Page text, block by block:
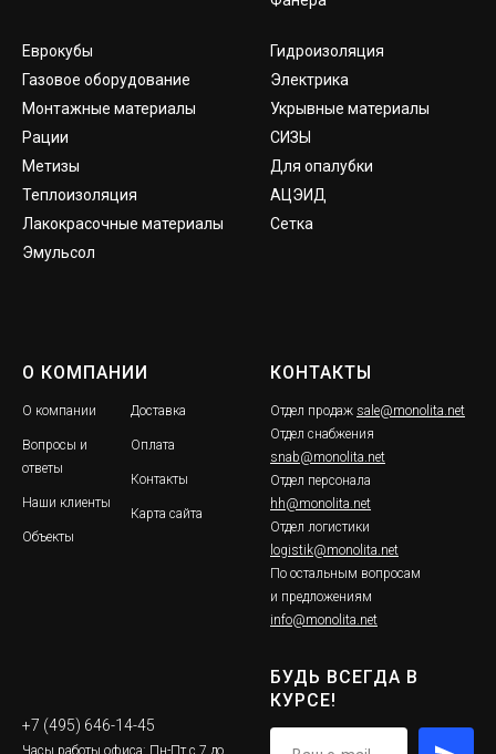
Еврокубы
Газовое оборудование
Монтажные материалы
Рации
Метизы
Теплоизоляция
Лакокрасочные материалы
Эмульсол
Гидроизоляция
Электрика
Укрывные материалы
СИЗЫ
Для опалубки
АЦЭИД
Сетка
О КОМПАНИИ
О компании
Вопросы и
ответы
Наши клиенты
Объекты
Доставка
Оплата
Контакты
Карта сайта
КОНТАКТЫ
Отдел продаж sale@monolita.net
Отдел снабжения
snab@monolita.net
Отдел персонала
hh@monolita.net
Отдел логистики
logistik@monolita.net
По остальным вопросам
и предложениям
info@monolita.net
+7 (495) 646-14-45
Часы работы офиса: Пн-Пт с 7 до
БУДЬ ВСЕГДА В
КУРСЕ!